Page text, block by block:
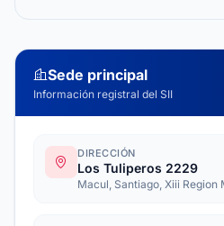
Sede principal
Información registral del SII
DIRECCIÓN
Los Tuliperos 2229
Macul, Santiago, Xiii Region